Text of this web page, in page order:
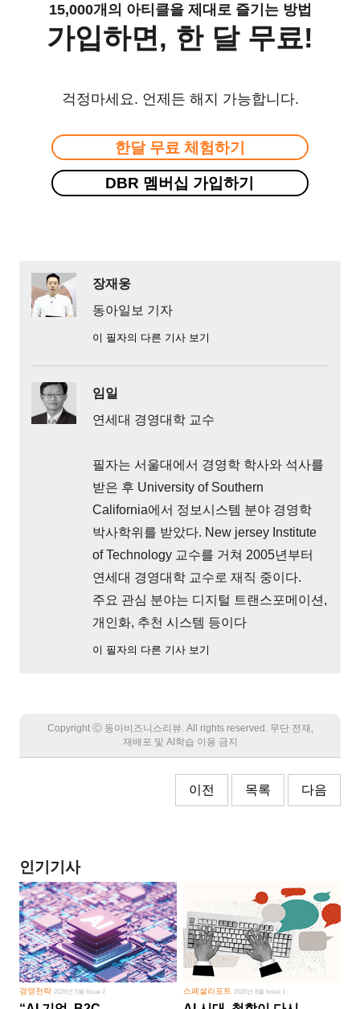
15,000개의 아티클을 제대로 즐기는 방법
가입하면, 한 달 무료!
걱정마세요. 언제든 해지 가능합니다.
한달 무료 체험하기
DBR 멤버십 가입하기
장재웅
동아일보 기자
이 필자의 다른 기사 보기
임일
연세대 경영대학 교수
필자는 서울대에서 경영학 학사와 석사를
받은 후 University of Southern
California에서 정보시스템 분야 경영학
박사학위를 받았다. New jersey Institute
of Technology 교수를 거쳐 2005년부터
연세대 경영대학 교수로 재직 중이다.
주요 관심 분야는 디지털 트랜스포메이션,
개인화, 추천 시스템 등이다
이 필자의 다른 기사 보기
Copyright Ⓒ 동아비즈니스리뷰. All rights reserved. 무단 전재,
재배포 및 AI학습 이용 금지
이전 목록 다음
인기기사
경영전략 2026년 5월 Issue 2 스페셜리포트 2026년 8월 Issue 1